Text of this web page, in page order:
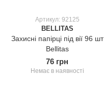
Артикул: 92125
BELLITAS
Захисні папірці під вії 96 шт
Bellitas
76 грн
Немає в наявності